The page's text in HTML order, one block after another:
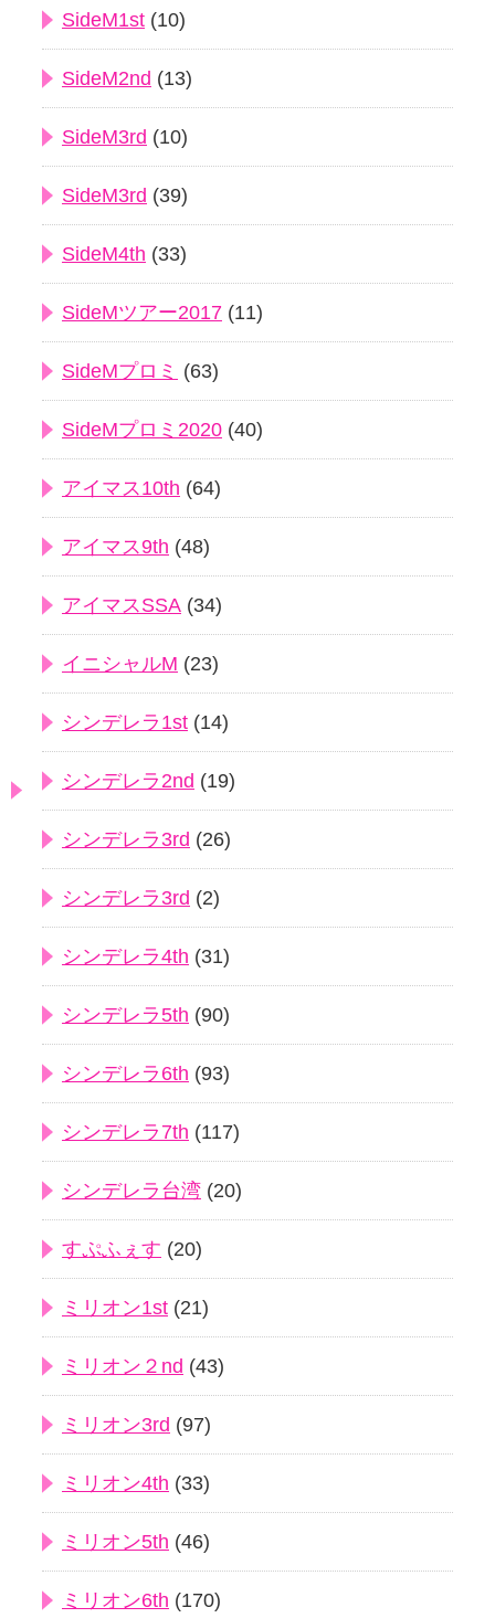
SideM1st (10)
SideM2nd (13)
SideM3rd (10)
SideM3rd (39)
SideM4th (33)
SideMツアー2017 (11)
SideMプロミ (63)
SideMプロミ2020 (40)
アイマス10th (64)
アイマス9th (48)
アイマスSSA (34)
イニシャルM (23)
シンデレラ1st (14)
シンデレラ2nd (19)
シンデレラ3rd (26)
シンデレラ3rd (2)
シンデレラ4th (31)
シンデレラ5th (90)
シンデレラ6th (93)
シンデレラ7th (117)
シンデレラ台湾 (20)
すぷふぇす (20)
ミリオン1st (21)
ミリオン２nd (43)
ミリオン3rd (97)
ミリオン4th (33)
ミリオン5th (46)
ミリオン6th (170)